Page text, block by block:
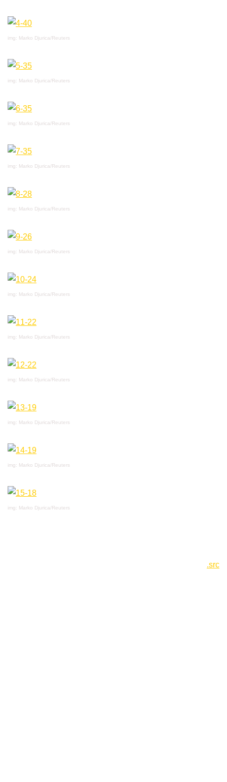
img: Marko Djurica/Reuters
img: Marko Djurica/Reuters
img: Marko Djurica/Reuters
img: Marko Djurica/Reuters
img: Marko Djurica/Reuters
img: Marko Djurica/Reuters
img: Marko Djurica/Reuters
img: Marko Djurica/Reuters
img: Marko Djurica/Reuters
img: Marko Djurica/Reuters
img: Marko Djurica/Reuters
img: Marko Djurica/Reuters
.src